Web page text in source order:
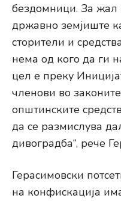
бездомници. За жал
државно земјиште
сторители и
нема од кого да ги
цел е преку
членови во
општинските
да се размислува
дивоградба“, рече
Герасимовски
на конфискација